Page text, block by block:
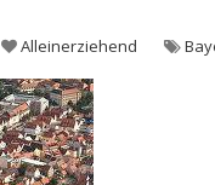
Alleinerziehend